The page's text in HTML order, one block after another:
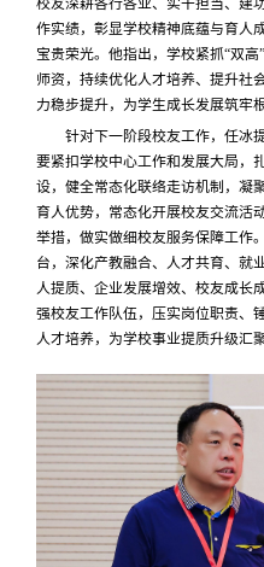
校友深耕各行各业、实干担当、建
作实绩，彰显学校精神底蕴与育人
宝贵荣光。 他指出，学校紧抓“双
师资，持续优化人才培养、提升社
力稳步提升，为学生成长发展筑牢根
针对下一阶段校友工作，任冰
要紧扣学校中心工作和发展大局，
设，健全常态化联络走访机制，凝
育人优势，常态化开展校友交流活
举措，做实做细校友服务保障工作
台，深化产教融合、人才共育、就
人提质、企业发展增效、校友成长
强校友工作队伍，压实岗位职责、
人才培养，为学校事业提质升级汇